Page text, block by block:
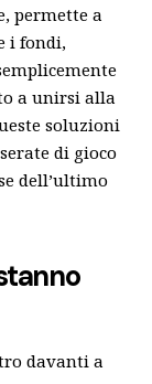
permette a
i fondi,
a unirsi alla
soluzioni
di gioco
dell’ultimo
davanti a